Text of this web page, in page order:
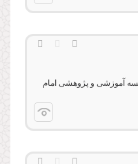
آموزشی و پژوهشی امام